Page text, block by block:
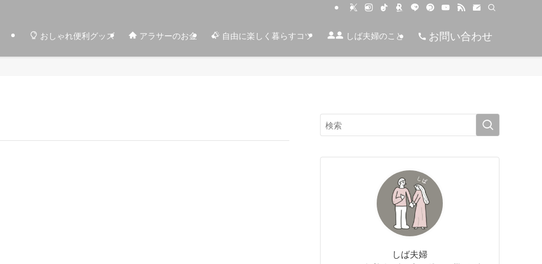
おしゃれ便利グッズ アラサーのお金 自由に楽しく暮らすコツ しば夫婦のこと お問い合わせ
しば夫婦